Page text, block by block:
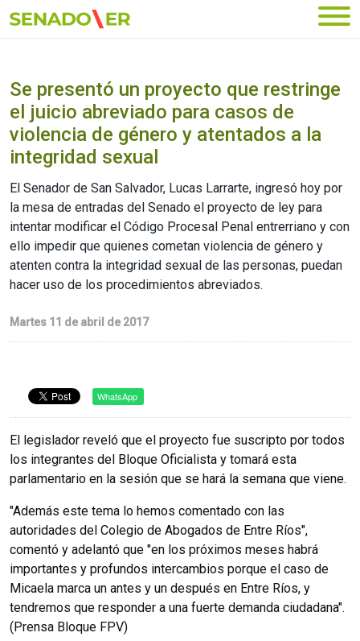
Ir al menú principal
Se presentó un proyecto que restringe
el juicio abreviado para casos de
violencia de género y atentados a la
integridad sexual
El Senador de San Salvador, Lucas Larrarte, ingresó hoy por
la mesa de entradas del Senado el proyecto de ley para
intentar modificar el Código Procesal Penal entrerriano y con
ello impedir que quienes cometan violencia de género y
atenten contra la integridad sexual de las personas, puedan
hacer uso de los procedimientos abreviados.
Martes 11 de abril de 2017
WhatsApp
El legislador reveló que el proyecto fue suscripto por todos
los integrantes del Bloque Oficialista y tomará esta
parlamentario en la sesión que se hará la semana que viene.
"Además este tema lo hemos comentado con las
autoridades del Colegio de Abogados de Entre Ríos",
comentó y adelantó que "en los próximos meses habrá
importantes y profundos intercambios porque el caso de
Micaela marca un antes y un después en Entre Ríos, y
tendremos que responder a una fuerte demanda ciudadana".
(Prensa Bloque FPV)